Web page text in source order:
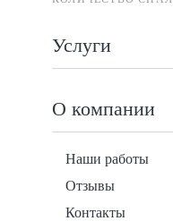
Услуги
О компании
Наши работы
Отзывы
Контакты